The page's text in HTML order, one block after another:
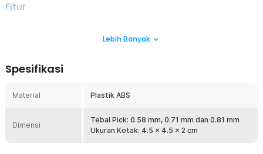
Fitur
Fungsi pick gitar ini sangat cocok dipakai ketika bermain gitar
di setiap petikan nada.
Pick gitar keluaran TaffSTUDIO satu ini hadir dalam beberapa
perbedaannya tipis, Anda akan bisa merasakan perbedaan dari
pick-pick gitar ini.
Lebih Banyak
Spesifikasi
Material Plastik ABS
Dimensi
Tebal Pick: 0.58 mm, 0.71 mm dan 0.81 mm
Ukuran Kotak: 4.5 x 4.5 x 2 cm